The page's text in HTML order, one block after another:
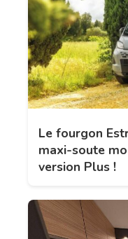
Le fourgon
maxi-soute
version Plus !